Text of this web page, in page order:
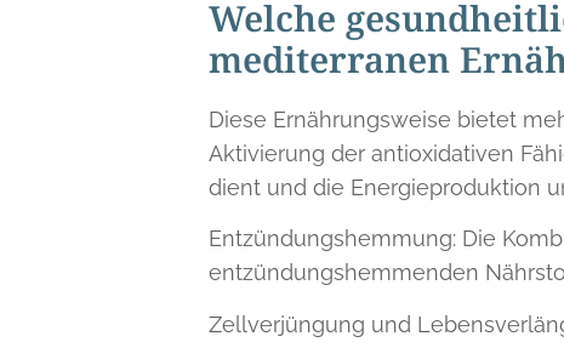
Welche
mediterranen
Diese Ernährungsweise bietet
Aktivierung der antioxidativen
dient und die Energieproduktion
Entzündungshemmung: Die
entzündungshemmenden
Zellverjüngung und